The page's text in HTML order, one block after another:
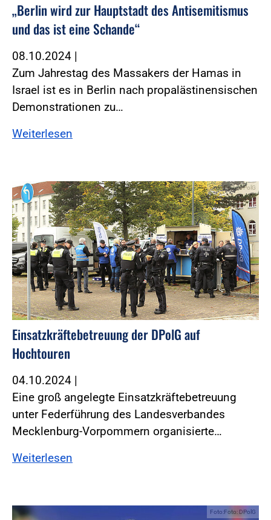
„Berlin wird zur Hauptstadt des Antisemitismus
und das ist eine Schande“
08.10.2024 |
Zum Jahrestag des Massakers der Hamas in
Israel ist es in Berlin nach propalästinensischen
Demonstrationen zu…
Weiterlesen
Foto:Foto: DPolG
Einsatzkräftebetreuung der DPolG auf
Hochtouren
04.10.2024 |
Eine groß angelegte Einsatzkräftebetreuung
unter Federführung des Landesverbandes
Mecklenburg-Vorpommern organisierte…
Weiterlesen
Foto:Foto: DPolG